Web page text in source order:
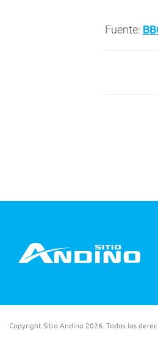
Fuente:
Copyright Sitio Andino 2026. Todos los